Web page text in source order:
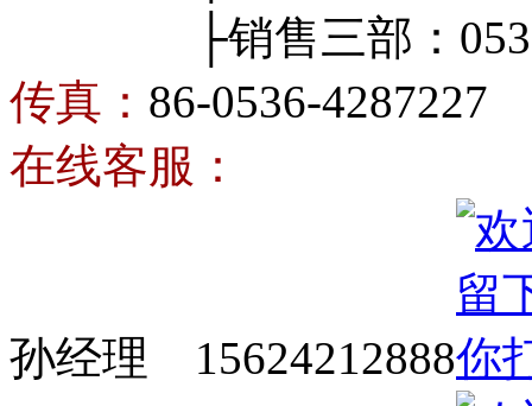
├销售三部：0536-
传真： 86-0536-4287227
在线客服：
孙经理 15624212888